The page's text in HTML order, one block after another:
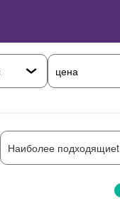
цена
Наиболее подходящиеt